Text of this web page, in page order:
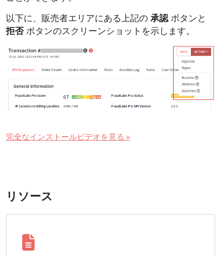
以下に、販売者エリアにある上記の 承認ボタンと
拒否ボタンのスクリーンショットを示します。
完全なインストールビデオを見る »
リソース